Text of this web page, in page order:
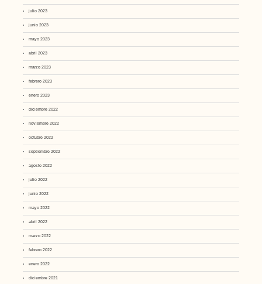
julio 2023
junio 2023
mayo 2023
abril 2023
marzo 2023
febrero 2023
enero 2023
diciembre 2022
noviembre 2022
octubre 2022
septiembre 2022
agosto 2022
julio 2022
junio 2022
mayo 2022
abril 2022
marzo 2022
febrero 2022
enero 2022
diciembre 2021